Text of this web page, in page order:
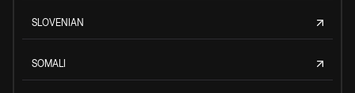
SLOVENIAN
SOMALI